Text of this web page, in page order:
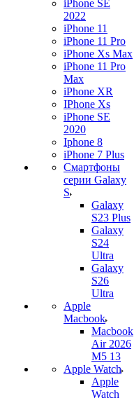
iPhone SE
2022
iPhone 11
iPhone 11 Pro
iPhone Xs Max
iPhone 11 Pro
Max
iPhone XR
IPhone Xs
iPhone SE
2020
Iphone 8
iPhone 7 Plus
Смартфоны
серии Galaxy
S
Galaxy
S23 Plus
Galaxy
S24
Ultra
Galaxy
S26
Ultra
Apple
Macbook
Macbook
Air 2026
M5 13
Apple Watch
Apple
Watch